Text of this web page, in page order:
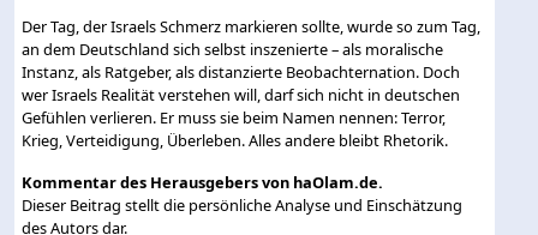
Der Tag, der Israels Schmerz markieren sollte, wurde so zum Tag,
an dem Deutschland sich selbst inszenierte – als moralische
Instanz, als Ratgeber, als distanzierte Beobachternation. Doch
wer Israels Realität verstehen will, darf sich nicht in deutschen
Gefühlen verlieren. Er muss sie beim Namen nennen: Terror,
Krieg, Verteidigung, Überleben. Alles andere bleibt Rhetorik.
Kommentar des Herausgebers von haOlam.de.
Dieser Beitrag stellt die persönliche Analyse und Einschätzung
des Autors dar.